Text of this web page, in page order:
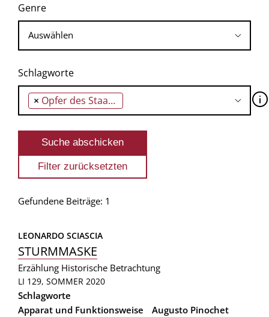
Genre
Schlagworte
× Opfer des Staatsstreiches 🛈
Gefundene Beiträge: 1
LEONARDO SCIASCIA
STURMMASKE
Erzählung Historische Betrachtung
LI 129, SOMMER 2020
Schlagworte
Apparat und Funktionsweise
Augusto Pinochet